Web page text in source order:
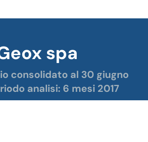
spa
consolidato al 30 giugno
analisi: 6 mesi 2017
Tu sei qui: